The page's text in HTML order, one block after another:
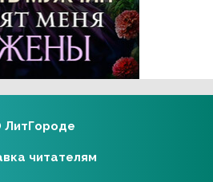
ЛитГороде
читателям